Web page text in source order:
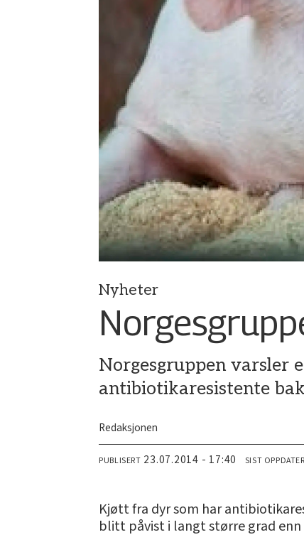
Nyheter
Norgesgruppen
antibiotikaresistente
Redaksjonen
PUBLISERT 23.07.2014 - 17:40 SIST
Kjøtt fra dyr som har
blitt påvist i langt større grad